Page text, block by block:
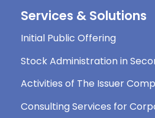
Services & Solutions
Initial Public Offering
Stock Administration in
Activities of The Issuer
Consulting Services for